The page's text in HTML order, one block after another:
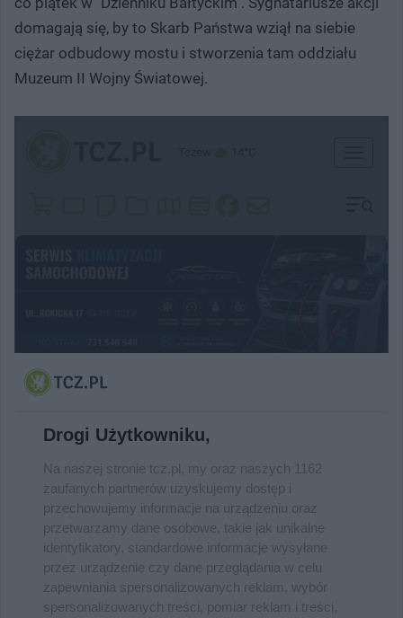
domagają się, by to Skarb Państwa wziął na siebie
ciężar odbudowy mostu i stworzenia tam oddziału
Muzeum II Wojny Światowej.